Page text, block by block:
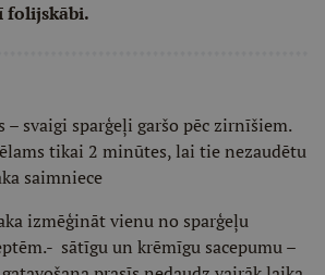
fo­lijskābi.
– svai­gi sparģeļi garšo pēc zirnīšiem.
tikai 2 mi­nūtes, lai tie nezaudētu
saimniece
izmēģināt vienu no spar­ģeļu
sātīgu un krēmīgu sacepumu –